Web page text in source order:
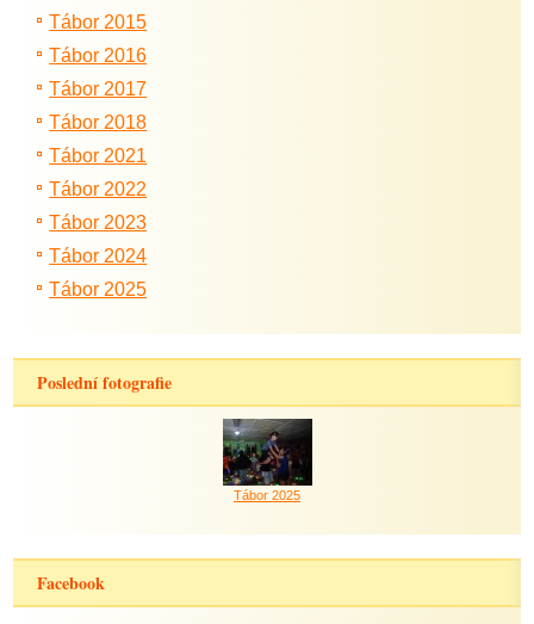
Tábor 2015
Tábor 2016
Tábor 2017
Tábor 2018
Tábor 2021
Tábor 2022
Tábor 2023
Tábor 2024
Tábor 2025
Poslední fotografie
Tábor 2025
Facebook